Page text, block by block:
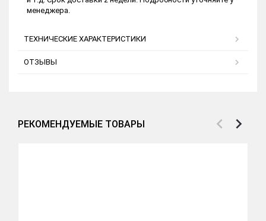
менеджера.
ТЕХНИЧЕСКИЕ ХАРАКТЕРИСТИКИ
ОТЗЫВЫ
РЕКОМЕНДУЕМЫЕ ТОВАРЫ